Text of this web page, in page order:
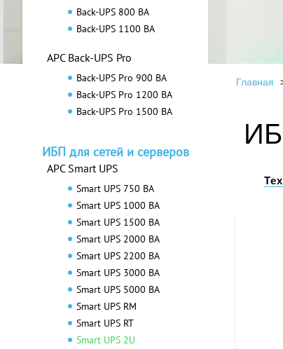
Back-UPS 800 ВА
Back-UPS 1100 ВА
APC Back-UPS Pro
Back-UPS Pro 900 ВА
Back-UPS Pro 1200 ВА
Back-UPS Pro 1500 ВА
ИБП для сетей и серверов
APC Smart UPS
Smart UPS 750 ВА
Smart UPS 1000 ВА
Smart UPS 1500 ВА
Smart UPS 2000 ВА
Smart UPS 2200 ВА
Smart UPS 3000 ВА
Smart UPS 5000 ВА
Smart UPS RM
Smart UPS RT
Smart UPS 2U
Главная